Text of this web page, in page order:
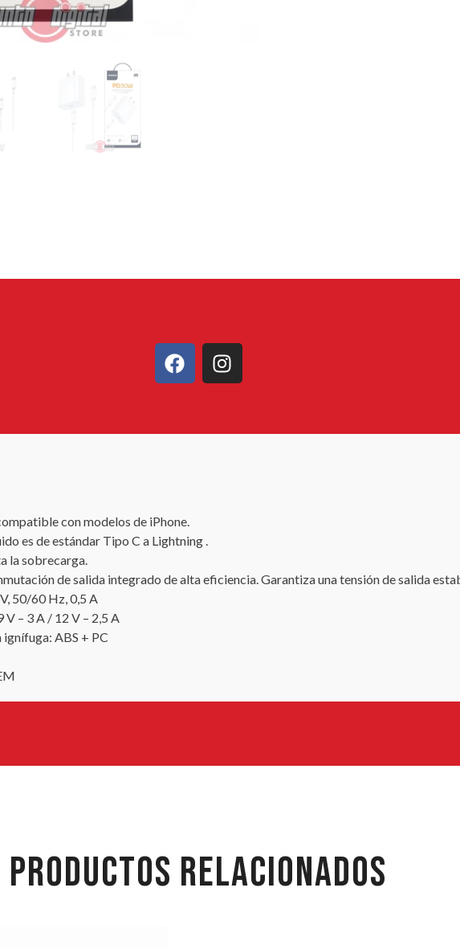
con modelos de iPhone.
es de estándar Tipo C a Lightning.
la sobrecarga.
de salida integrado de alta eficiencia. Garantiza una tensión de salida
50/60 Hz, 0,5 A
V – 3 A / 12 V – 2,5 A
ABS + PC
PRODUCTOS RELACIONADOS